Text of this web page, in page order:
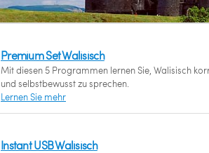
Premium Set Walisisch
Mit diesen 5 Programmen lernen Sie, Walisisch
und selbstbewusst zu sprechen.
Lernen Sie mehr
Instant USB Walisisch